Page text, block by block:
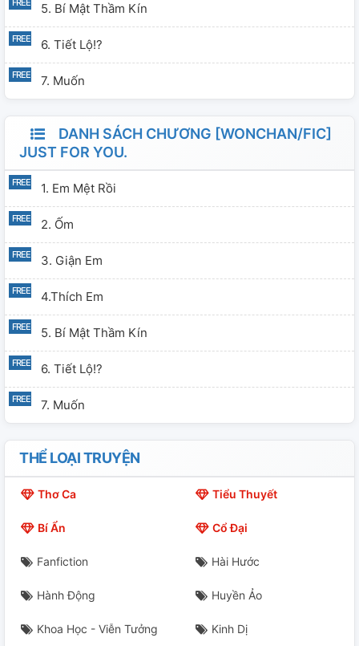
5. Bí Mật Thầm Kín
6. Tiết Lộ!?
7. Muốn
DANH SÁCH CHƯƠNG [WONCHAN/FIC]
JUST FOR YOU.
1. Em Mệt Rồi
2. Ốm
3. Giận Em
4.thích Em
5. Bí Mật Thầm Kín
6. Tiết Lộ!?
7. Muốn
THỂ LOẠI TRUYỆN
Thơ Ca Tiểu Thuyết
Bí Ẩn Cổ Đại
Fanfiction Hài Hước
Hành Động Huyền Ảo
Khoa Học - Viễn Tưởng Kinh Dị